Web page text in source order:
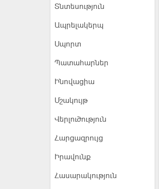
Տնտեսություն
Ապրելակերպ
Սպորտ
Պատահարներ
Ինովացիա
Մշակույթ
Վերլուծություն
Հարցազրույց
Իրավունք
Հասարակություն